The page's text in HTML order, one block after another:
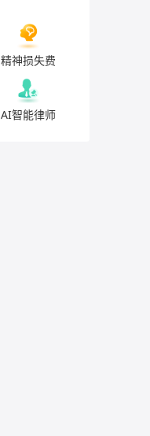
精神损失费
AI智能律师